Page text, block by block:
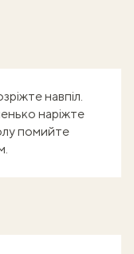
навпіл.
наріжте
помийте